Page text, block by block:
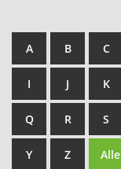
A B C
I J K
Q R S
Y Z Alle